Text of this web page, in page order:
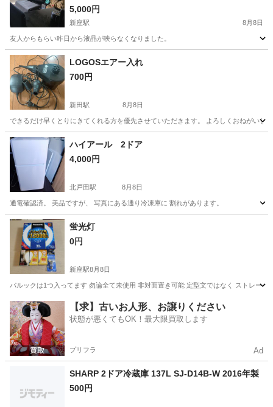
5,000円
新座駅 8月8日
友人からもらい昨日から液晶が映らなくなりました。
埼玉 新座市 テレビ
LOGOSエアー入れ
700円
新田駅 8月8日
できるだけ早くとりにきてくれる方を優先させていただきます。 よろしくおねがいし
埼玉 草加市 新田駅
ハイアール 2ドア
4,000円
北戸田駅 8月8日
通電確認済。 美品ですが、 写真にある通り冷凍庫に 割れがあります。
埼玉 蕨市 北戸田駅
蛍光灯
0円
新座駅8月8日
パルックは1つ入ってます 勿論全て未使用 非対面置き可能 定型文ではなく ストレート
埼玉 新座市 新座駅 生活家電
【求】古いお人形、お譲りください
状態が悪くてもOK！最大限買取します
プリフラ Ad
SHARP 2ドア冷蔵庫 137L SJ-D14B-W 2016年製
500円